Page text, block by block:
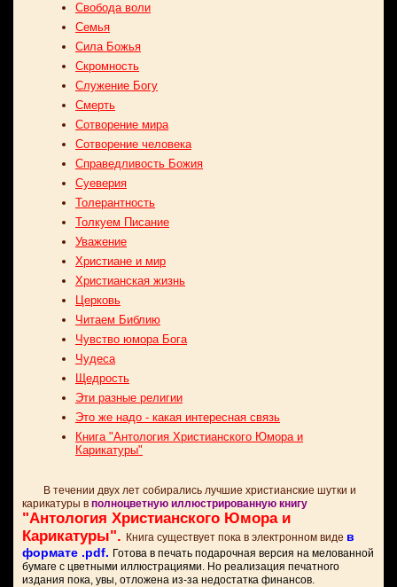
Свобода воли
Семья
Сила Божья
Скромность
Служение Богу
Смерть
Сотворение мира
Сотворение человека
Справедливость Божия
Суеверия
Толерантность
Толкуем Писание
Уважение
Христиане и мир
Христианская жизнь
Церковь
Читаем Библию
Чувство юмора Бога
Чудеса
Щедрость
Эти разные религии
Это же надо - какая интересная связь
Книга "Антология Христианского Юмора и
Карикатуры"
В течении двух лет собирались лучшие христианские шутки и
карикатуры в полноцветную иллюстрированную книгу
"Антология Христианского Юмора и
Карикатуры". Книга существует пока в электронном виде в
формате .pdf. Готова в печать подарочная версия на мелованной
бумаге с цветными иллюстрациями. Но реализация печатного
издания пока, увы, отложена из-за недостатка финансов.